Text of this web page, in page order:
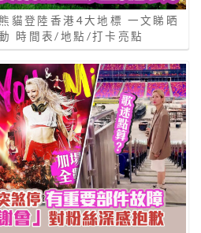
貓登陸香港4大地標 一文睇晒
時間表/地點/打卡亮點